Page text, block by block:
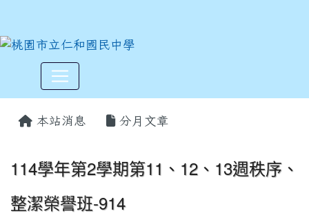
本站消息 分月文章
114學年第2學期第11、12、13週秩序、
整潔榮譽班-914